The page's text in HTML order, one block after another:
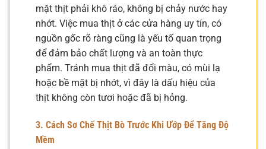
mặt thịt phải khô ráo, không bị chảy nước hay
nhớt. Việc mua thịt ở các cửa hàng uy tín, có
nguồn gốc rõ ràng cũng là yếu tố quan trọng
để đảm bảo chất lượng và an toàn thực
phẩm. Tránh mua thịt đã đổi màu, có mùi lạ
hoặc bề mặt bị nhớt, vì đây là dấu hiệu của
thịt không còn tươi hoặc đã bị hỏng.
3. Cách Sơ Chế Thịt Bò Trước Khi Ướp Để Tăng Độ
Mềm